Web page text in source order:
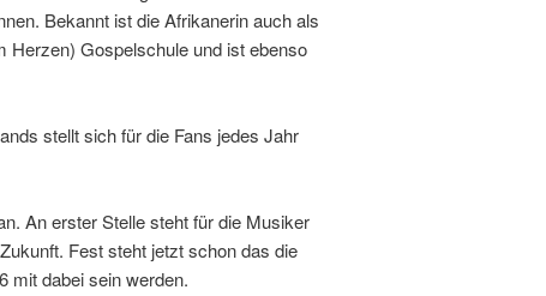
Bekannt ist die Afrikanerin auch als
Herzen) Gospelschule und ist ebenso
stellt sich für die Fans jedes Jahr
An erster Stelle steht für die Musiker
Fest steht jetzt schon das die
mit dabei sein werden.